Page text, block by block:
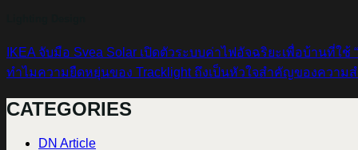
IKEA จับมือ Svea Solar เปิดตัวระบบค่าไฟอัจฉริยะเพื่อบ้านที่ใช้
ทำไมความยืดหยุ่นของ Tracklight ถึงเป็นหัวใจสำคัญของความส
CATEGORIES
DN Article